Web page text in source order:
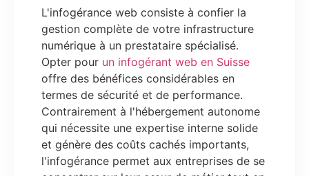
L'infogérance web consiste à confier la
gestion complète de votre infrastructure
numérique à un prestataire spécialisé.
Opter pour un infogérant web en Suisse
offre des bénéfices considérables en
termes de sécurité et de performance.
Contrairement à l'hébergement autonome
qui nécessite une expertise interne solide
et génère des coûts cachés importants,
l'infogérance permet aux entreprises de se